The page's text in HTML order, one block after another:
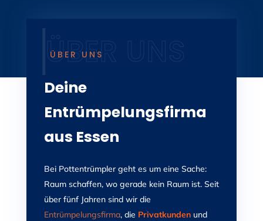
ÜBER UNS
Deine
Entrümpelungsfirma
aus Essen
Bei Pottentrümpler geht es um eine Sache:
Raum schaffen, wo gerade kein Raum ist. Seit
über fünf Jahren sind wir die
Entrümpelungsfirma, die Privatkundenund